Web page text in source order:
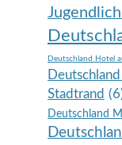
Deutschland Hotel
Stadtrand
Deutschland